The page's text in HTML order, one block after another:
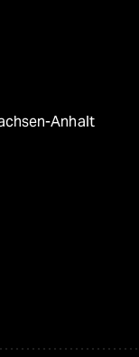
Anhalt